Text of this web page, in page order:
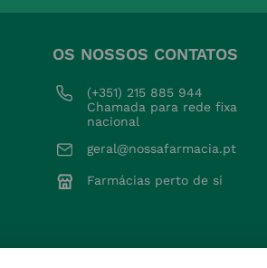
OS NOSSOS CONTATOS
(+351) 215 885 944
Chamada para rede fixa
nacional
geral@nossafarmacia.pt
Farmácias perto de si